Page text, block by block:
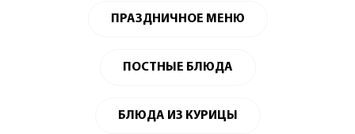
ПРАЗДНИЧНОЕ МЕНЮ
ПОСТНЫЕ БЛЮДА
БЛЮДА ИЗ КУРИЦЫ